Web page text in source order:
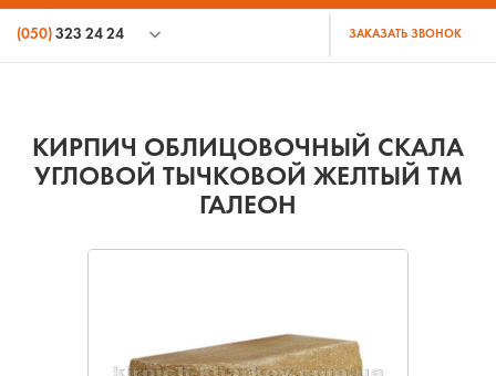
(050) 323 24 24 ЗАКАЗАТЬ ЗВОНОК
КИРПИЧ ОБЛИЦОВОЧНЫЙ СКАЛА
УГЛОВОЙ ТЫЧКОВОЙ ЖЕЛТЫЙ ТМ
ГАЛЕОН